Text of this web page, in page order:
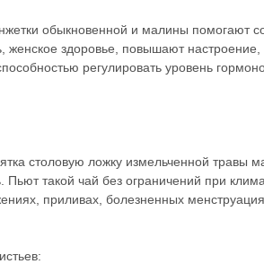
обыкновенной и малины помогают
женское здоровье, повышают настроение,
регулировать уровень
столовую ложку измельченной травы
Пьют такой чай без ограничений при
приливах, болезненных